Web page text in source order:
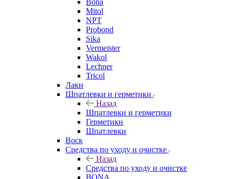
Bona
Mitol
NPT
Probond
Sika
Vermeister
Wakol
Lechner
Tricol
Лаки
Шпатлевки и герметики
Назад
Шпатлевки и герметики
Герметики
Шпатлевки
Воск
Средства по уходу и очистке
Назад
Средства по уходу и очистке
BONA